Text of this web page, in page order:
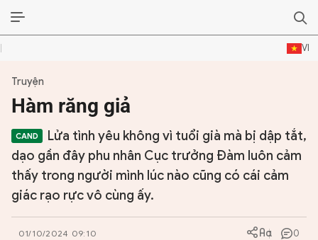
VI
ĐỜI SỐNG VĂN HÓA
TƯ LIỆU VĂN HÓA
LÝ LUẬN
THƠ
TRUYỀN THỐNG
Truyện
Hàm răng giả
Lửa tình yêu không vì tuổi già mà bị dập tắt,
dạo gần đây phu nhân Cục trưởng Đàm luôn cảm
thấy trong người mình lúc nào cũng có cái cảm
giác rạo rực vô cùng ấy.
01/10/2024 09:10 0